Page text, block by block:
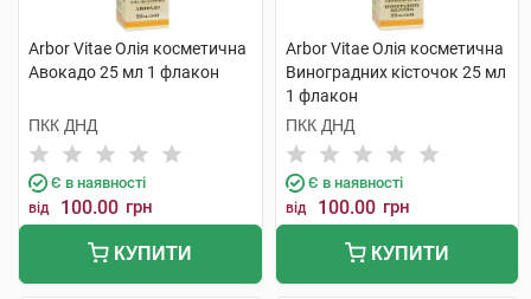
Arbor Vitae Олія косметична
Авокадо 25 мл 1 флакон
ПКК ДНД
Є в наявності
від 100.00 грн
КУПИТИ
Arbor Vitae Олія косметична
Виноградних кісточок 25 мл
1 флакон
ПКК ДНД
Є в наявності
від 100.00 грн
КУПИТИ